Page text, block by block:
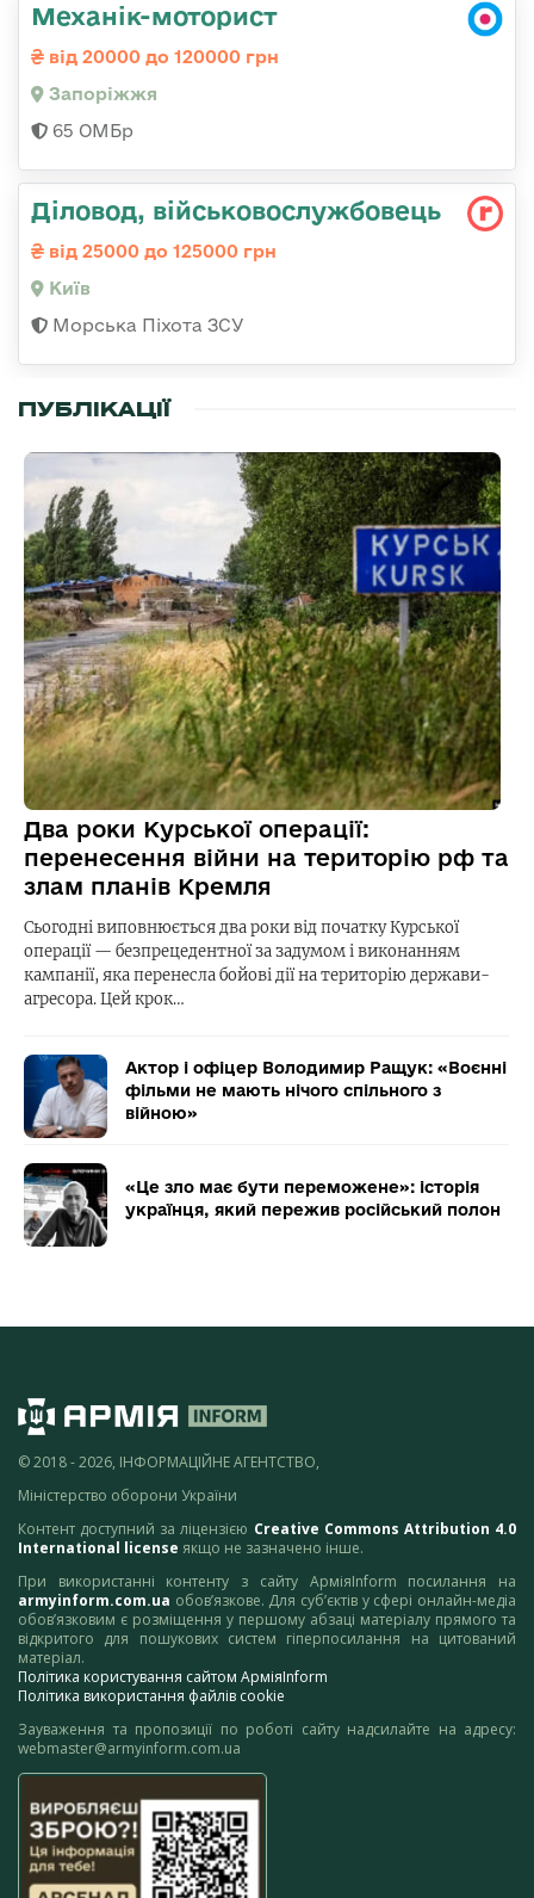
Механік-моторист
від 20000 до 120000 грн
Запоріжжя
65 ОМБр
Діловод, військовослужбовець
від 25000 до 125000 грн
Київ
Морська Піхота ЗСУ
ПУБЛІКАЦІЇ
Два роки Курської операції:
перенесення війни на територію рф та
злам планів Кремля
Сьогодні виповнюється два роки від початку Курської
операції — безпрецедентної за задумом і виконанням
кампанії, яка перенесла бойові дії на територію держави-
агресора. Цей крок…
Актор і офіцер Володимир Ращук: «Воєнні
фільми не мають нічого спільного з
війною»
«Це зло має бути переможене»: історія
українця, який пережив російський полон
© 2018 - 2026, ІНФОРМАЦІЙНЕ АГЕНТСТВО,
Міністерство оборони України
Контент доступний за ліцензією Creative Commons Attribution 4.0
International license якщо не зазначено інше.
При використанні контенту з сайту АрміяInform посилання на
armyinform.com.ua обов’язкове. Для суб’єктів у сфері онлайн-медіа
обов’язковим є розміщення у першому абзаці матеріалу прямого та
відкритого для пошукових систем гіперпосилання на цитований
матеріал.
Політика користування сайтом АрміяInform
Політика використання файлів cookie
Зауваження та пропозиції по роботі сайту надсилайте на адресу:
webmaster@armyinform.com.ua